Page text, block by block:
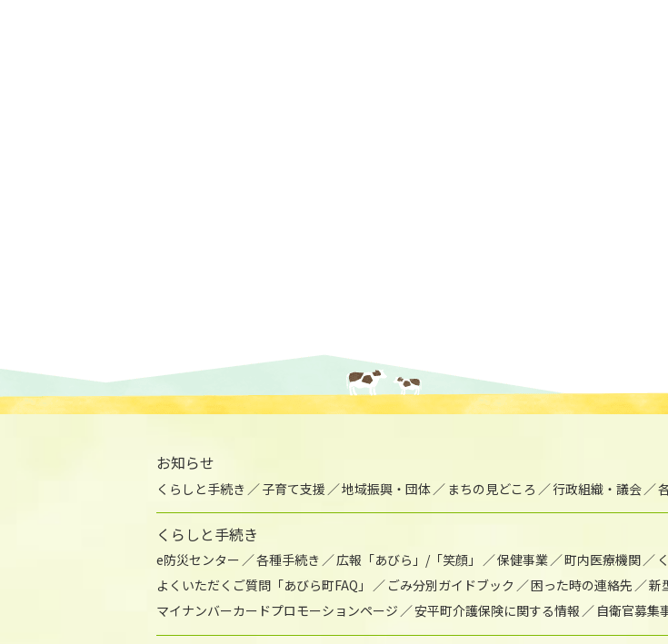
お知らせ
くらしと手続き 子育て支援 地域振興・団体 まちの見どころ 行政組織・議会
くらしと手続き
e防災センター 各種手続き 広報「あびら」/「笑顔」 保健事業 町内医療機関
よくいただくご質問「あびら町FAQ」
ごみ分別ガイドブック 困った時の連絡先
新
マイナンバーカードプロモーションページ
安平町介護保険に関する情報 自衛官募集